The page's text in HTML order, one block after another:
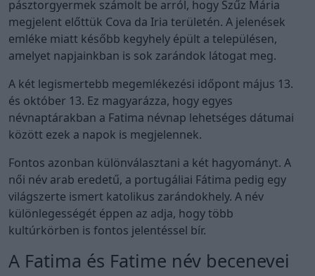
pásztorgyermek számolt be arról, hogy Szűz Mária
megjelent előttük Cova da Iria területén. A jelenések
emléke miatt később kegyhely épült a településen,
amelyet napjainkban is sok zarándok látogat meg.
A két legismertebb megemlékezési időpont május 13.
és október 13. Ez magyarázza, hogy egyes
névnaptárakban a Fatima névnap lehetséges dátumai
között ezek a napok is megjelennek.
Fontos azonban különválasztani a két hagyományt. A
női név arab eredetű, a portugáliai Fátima pedig egy
világszerte ismert katolikus zarándokhely. A név
különlegességét éppen az adja, hogy több
kultúrkörben is fontos jelentéssel bír.
A Fatima és Fatime név becenevei